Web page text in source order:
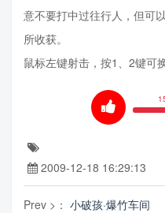
意不要打中过往行人，但可
所收获。
鼠标左键射击，按1、2键可
2009-12-18 16:29:13
Prev >： 小破孩·爆竹车间